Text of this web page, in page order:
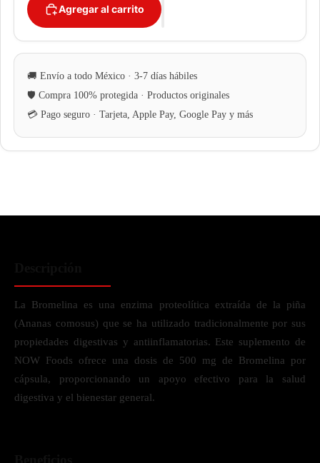
Agregar al carrito
La Bromelina es una enzima proteolítica extraída de la piña
(Ananas comosus) que se ha utilizado tradicionalmente por sus
propiedades digestivas y antiinflamatorias. Este suplemento de
NOW Foods ofrece una dosis de 500 mg de Bromelina por
cápsula, proporcionando un apoyo efectivo para la salud
digestiva y el bienestar general.